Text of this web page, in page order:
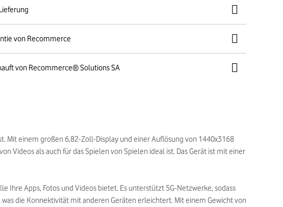
von Recommerce
von Recommerce® Solutions SA
Mit einem großen 6,82-Zoll-Display und einer Auflösung von 1440x3168
Videos als auch für das Spielen von Spielen ideal ist. Das Gerät ist mit einer
Ihre Apps, Fotos und Videos bietet. Es unterstützt 5G-Netzwerke, sodass
die Konnektivität mit anderen Geräten erleichtert. Mit einem Gewicht von